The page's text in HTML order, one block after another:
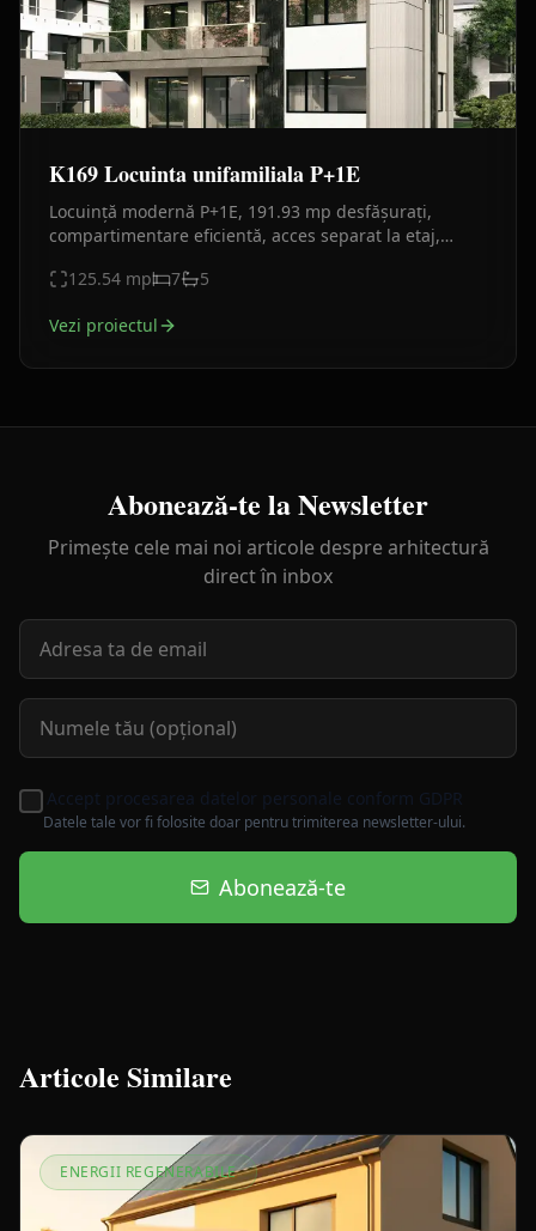
K169 Locuinta unifamiliala P+1E
Locuință modernă P+1E, 191.93 mp desfășurați,
compartimentare eficientă, acces separat la etaj,
125.54 mp 7 5
Vezi proiectul
Abonează-te la Newsletter
Primește cele mai noi articole despre arhitectură
direct în inbox
Accept procesarea datelor personale conform GDPR
Datele tale vor fi folosite doar pentru trimiterea newsletter-ului.
Abonează-te
Articole Similare
ENERGII REGENERABILE